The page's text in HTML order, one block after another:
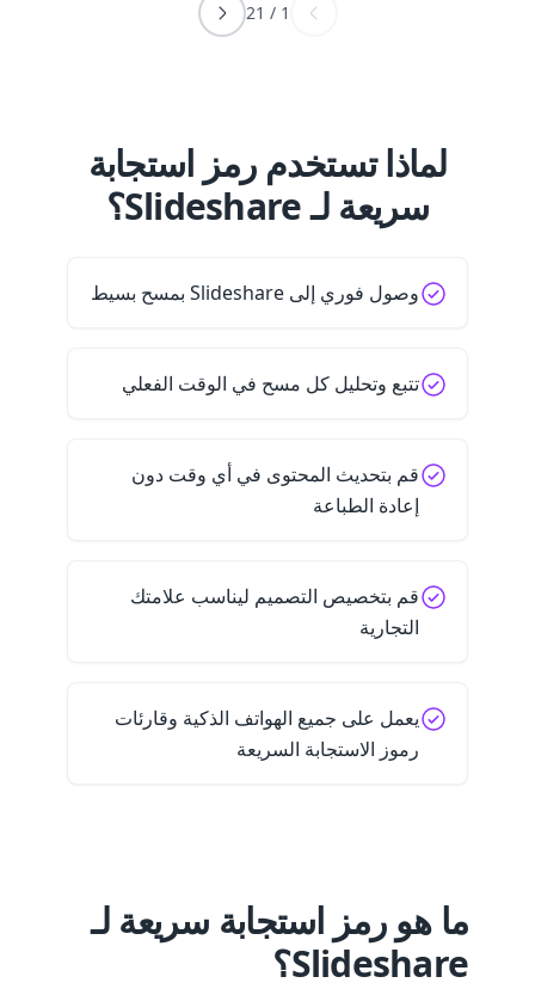
1
/
21
لماذا تستخدم رمز استجابة
سريعة لـ Slideshare؟
وصول فوري إلى Slideshare بمسح بسيط
تتبع وتحليل كل مسح في الوقت الفعلي
قم بتحديث المحتوى في أي وقت دون
إعادة الطباعة
قم بتخصيص التصميم ليناسب علامتك
التجارية
يعمل على جميع الهواتف الذكية وقارئات
رموز الاستجابة السريعة
ما هو رمز استجابة سريعة لـ
Slideshare؟